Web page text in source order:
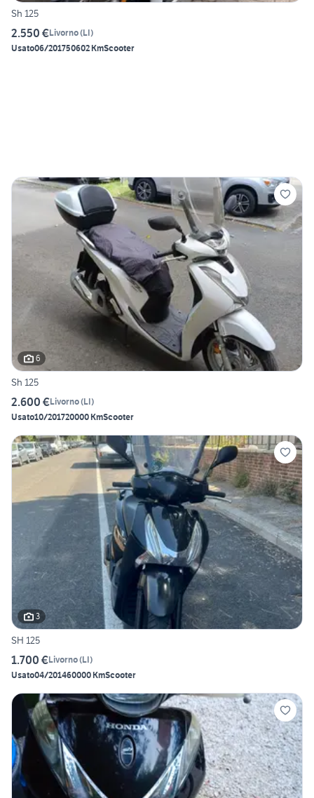
Sh 125
2.550 €Livorno(LI)
Usato06/201750602 KmScooter
6
Sh 125
2.600 €Livorno(LI)
Usato10/201720000 KmScooter
3
SH 125
1.700 €Livorno(LI)
Usato04/201460000 KmScooter